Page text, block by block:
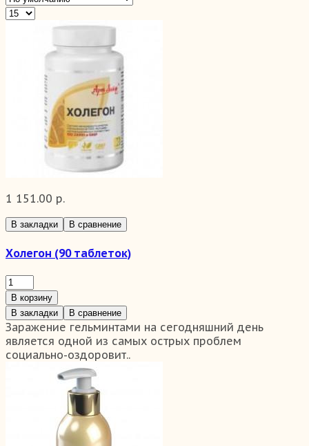
1 151.00 р.
В закладки В сравнение
Холегон (90 таблеток)
В корзину
В закладки
В сравнение
Заражение гельминтами на сегодняшний день
является одной из самых острых проблем
социально-оздоровит..